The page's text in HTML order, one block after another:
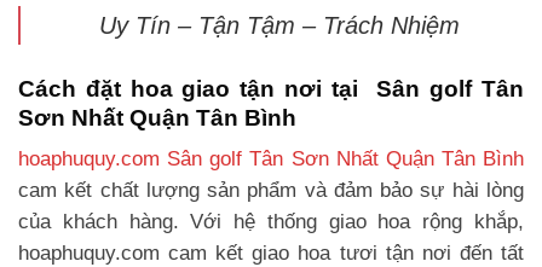
Uy Tín – Tận Tậm – Trách Nhiệm
Cách đặt hoa giao tận nơi tại Sân golf Tân
Sơn Nhất Quận Tân Bình
hoaphuquy.com Sân golf Tân Sơn Nhất Quận Tân Bình
cam kết chất lượng sản phẩm và đảm bảo sự hài lòng
của khách hàng. Với hệ thống giao hoa rộng khắp,
hoaphuquy.com cam kết giao hoa tươi tận nơi đến tất